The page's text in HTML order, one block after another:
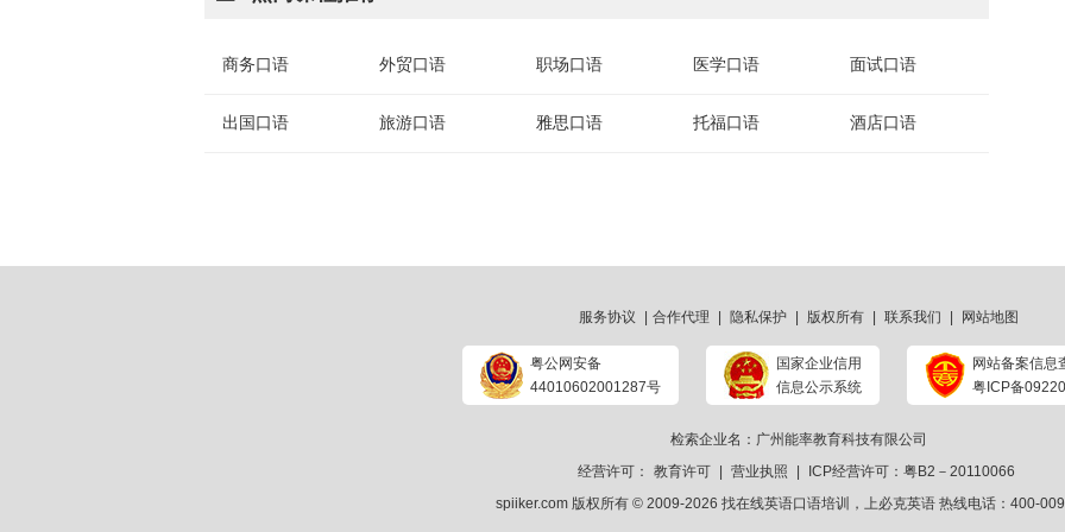
商务口语 外贸口语 职场口语 医学口语 面试口语
出国口语 旅游口语 雅思口语 托福口语 酒店口语
服务协议 合作代理 隐私保护 版权所有 联系我们 网站地图
粤公网安备
44010602001287号
国家企业信用
信息公示系统
网站备案信息
粤ICP备
检索企业名：广州能率教育科技有限公司
经营许可：
教育许可 营业执照
ICP经营许可：粤B2－20110066
spiiker.com 版权所有 © 2009-2026 找在线英语口语培训 ，上必克英语热线电话：400-